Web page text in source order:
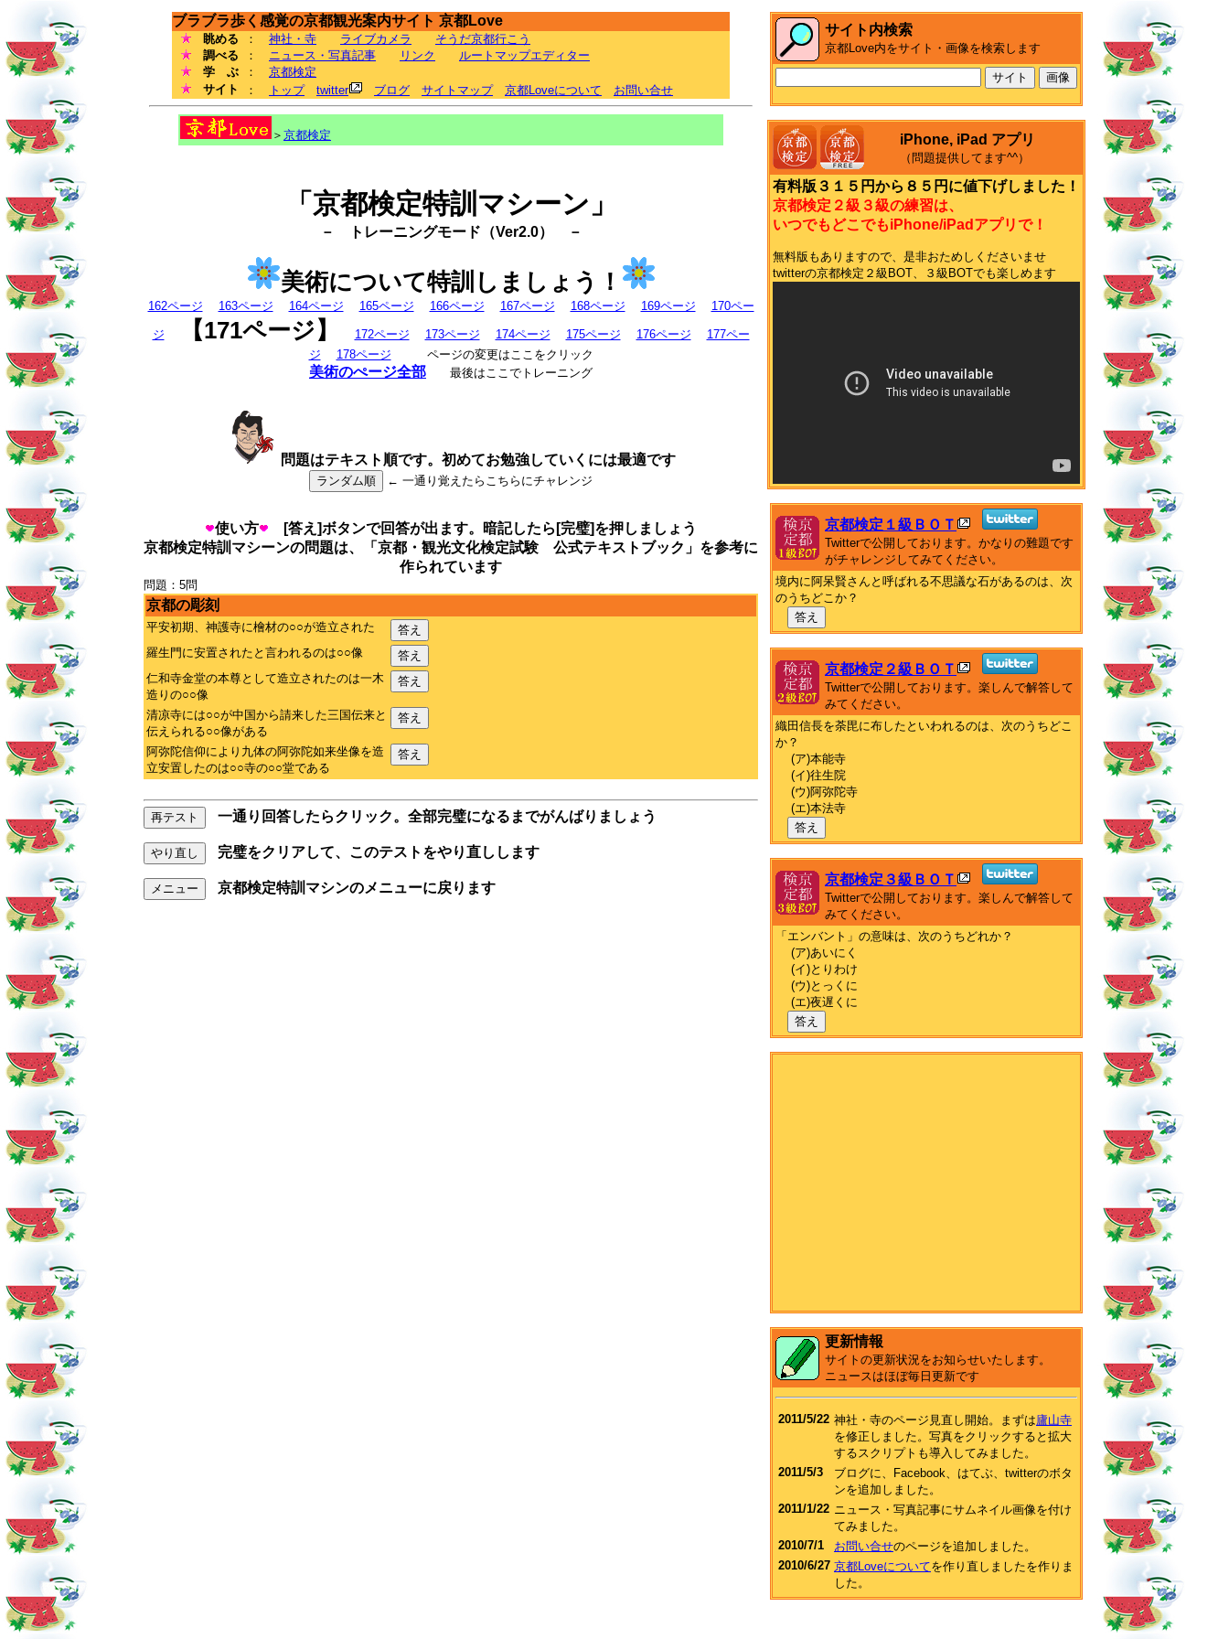
ブラブラ歩く感覚の京都観光案内サイト 京都Love
眺める ： 神社・寺 ライブカメラ
そうだ京都行こう
調べる
： ニュース・写真記事 リンク
ルートマップエディター
学 ぶ
： 京都検定
サイト
： トップ twitter ブログ サイトマップ 京都Loveについて お問い合せ
＞ 京都検定
「京都検定特訓マシーン」
－ トレーニングモード（Ver2.0） －
美術について特訓しましょう！
162ページ 163ページ 164ページ 165ページ 166ページ 167ページ 168ページ 169ページ 170ペー
ジ 【171ページ】 172ページ 173ページ 174ページ 175ページ 176ページ
177ペー
ジ
178ページ ページの変更はここをクリック
美術のぺージ全部 最後はここでトレーニング
問題はテキスト順です。初めてお勉強していくには最適です
ランダム順 ← 一通り覚えたらこちらにチャレンジ
使い方
[答え]ボタンで回答が出ます。暗記したら[完璧]を押しましょう
京都検定特訓マシーンの問題は、「京都・観光文化検定試験 公式テキストブック」を参考に
作られています
問題：5問
京都の彫刻
平安初期、神護寺に檜材の○○が造立された
答え
羅生門に安置されたと言われるのは○○像
答え
仁和寺金堂の本尊として造立されたのは一木
造りの○○像
答え
清凉寺には○○が中国から請来した三国伝来と
伝えられる○○像がある
答え
阿弥陀信仰により九体の阿弥陀如来坐像を造
立安置したのは○○寺の○○堂である
答え
再テスト 一通り回答したらクリック。全部完璧になるまでがんばりましょう
やり直し 完璧をクリアして、このテストをやり直しします
メニュー 京都検定特訓マシンのメニューに戻ります
サイト内検索
京都Love内をサイト・画像を検索します
iPhone, iPad アプリ
（問題提供してます^^）
有料版３１５円から８５円に値下げしました！
京都検定２級３級の練習は、
いつでもどこでもiPhone/iPadアプリで！
無料版もありますので、是非おためしくださいませ
twitterの京都検定２級BOT、３級BOTでも楽しめます
京都検定１級ＢＯＴ
Twitterで公開しております。かなりの難題です
がチャレンジしてみてください。
境内に阿呆賢さんと呼ばれる不思議な石があるのは、次
のうちどこか？
答え
京都検定２級ＢＯＴ
Twitterで公開しております。楽しんで解答して
みてください。
織田信長を荼毘に布したといわれるのは、次のうちどこ
か？
(ア)本能寺
(イ)往生院
(ウ)阿弥陀寺
(エ)本法寺
答え
京都検定３級ＢＯＴ
Twitterで公開しております。楽しんで解答して
みてください。
「エンバント」の意味は、次のうちどれか？
(ア)あいにく
(イ)とりわけ
(ウ)とっくに
(エ)夜遅くに
答え
更新情報
サイトの更新状況をお知らせいたします。
ニュースはほぼ毎日更新です
2011/5/22 神社・寺のページ見直し開始。まずは廬山寺
を修正しました。写真をクリックすると拡大
するスクリプトも導入してみました。
2011/5/3
ブログに、Facebook、はてぶ、twitterのボタ
ンを追加しました。
2011/1/22 ニュース・写真記事にサムネイル画像を付け
てみました。
2010/7/1
お問い合せのページを追加しました。
2010/6/27 京都Loveについてを作り直しましたを作りま
した。